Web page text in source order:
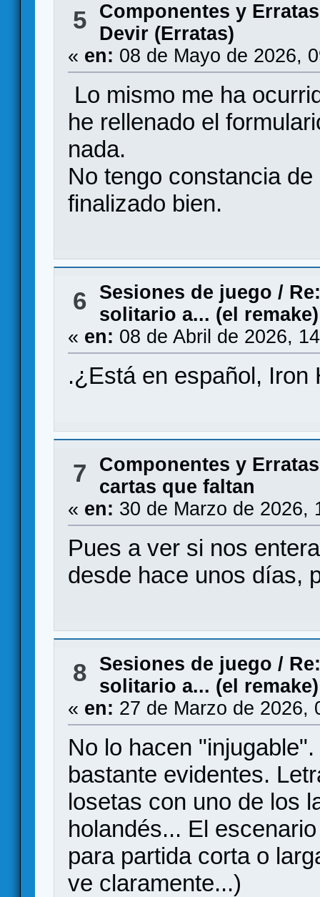
5 Componentes y Erratas
Devir (Erratas)
« en: 08 de Mayo de 2026,
Lo mismo me ha
he rellenado el
nada.
No tengo constancia
finalizado bien.
6 Sesiones de juego /
solitario a... (el remake)
« en: 08 de Abril de 2026,
.¿Está en español, Iron
7 Componentes y Erratas
cartas que faltan
« en: 30 de Marzo de 2026,
Pues a ver si nos
desde hace unos días,
8 Sesiones de juego /
solitario a... (el remake)
« en: 27 de Marzo de 2026,
No lo hacen
bastante evidentes.
losetas con uno de los
holandés... El
para partida corta o
ve claramente...)